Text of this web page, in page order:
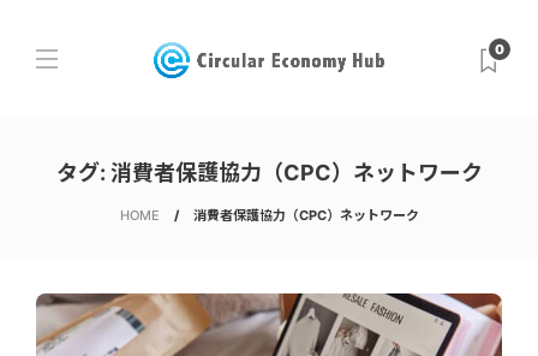
0
タグ: 消費者保護協力（CPC）ネットワーク
HOME 消費者保護協力（CPC）ネットワーク